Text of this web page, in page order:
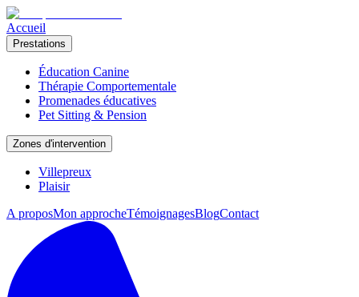
Accueil
Prestations
Éducation Canine
Thérapie Comportementale
Promenades éducatives
Pet Sitting & Pension
Zones d'intervention
Villepreux
Plaisir
A proposMon approcheTémoignagesBlogContact